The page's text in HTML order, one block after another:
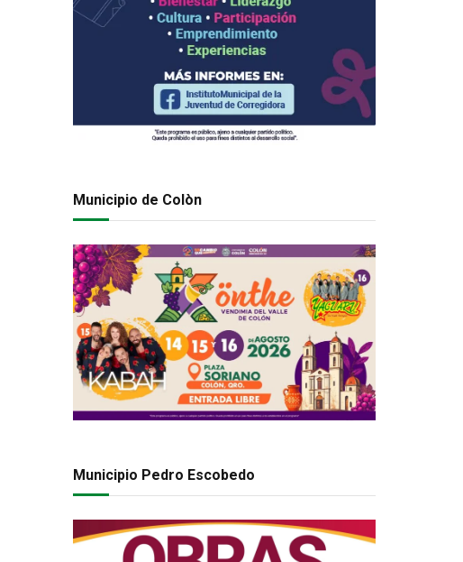
Municipio de Colòn
Municipio Pedro Escobedo